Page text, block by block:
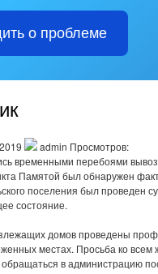
о проблеме
admin Просмотров:
временными перебоями
Памятой был обнаружен
поселения был проведен
состояние.
домов проведены
местах. Просьба ко
в администрацию